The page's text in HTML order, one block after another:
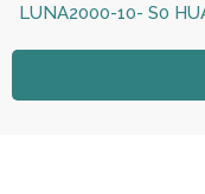
LUNA2000-10- S0